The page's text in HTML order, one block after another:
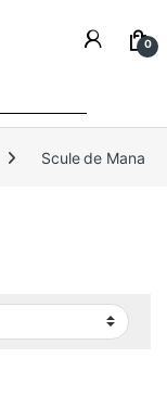
0
Scule de Mana